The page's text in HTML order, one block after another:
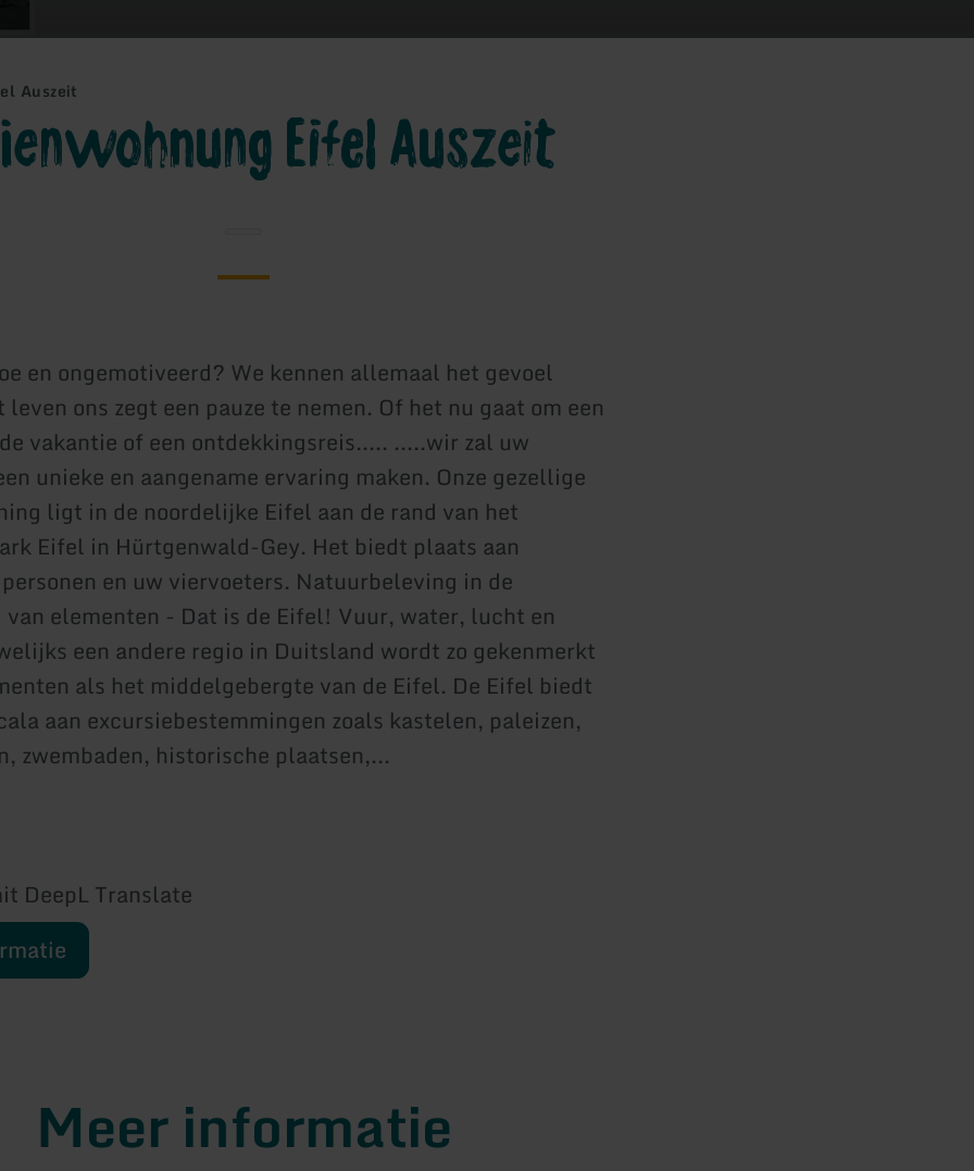
Auszeit
Eifel Auszeit
en ongemotiveerd? We kennen allemaal het gevoel
leven ons zegt een pauze te nemen. Of het nu gaat om een
vakantie of een ontdekkingsreis..... .....wir zal uw
unieke en aangename ervaring maken. Onze gezellige
ligt in de noordelijke Eifel aan de rand van het
Eifel in Hürtgenwald-Gey. Het biedt plaats aan
en uw viervoeters. Natuurbeleving in de
elementen - Dat is de Eifel! Vuur, water, lucht en
een andere regio in Duitsland wordt zo gekenmerkt
als het middelgebergte van de Eifel. De Eifel biedt
aan excursiebestemmingen zoals kastelen, paleizen,
zwembaden, historische plaatsen,...
DeepL Translate
Meer informatie